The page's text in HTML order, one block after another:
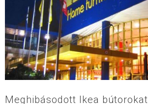
Meghibásodott Ikea bútorokat